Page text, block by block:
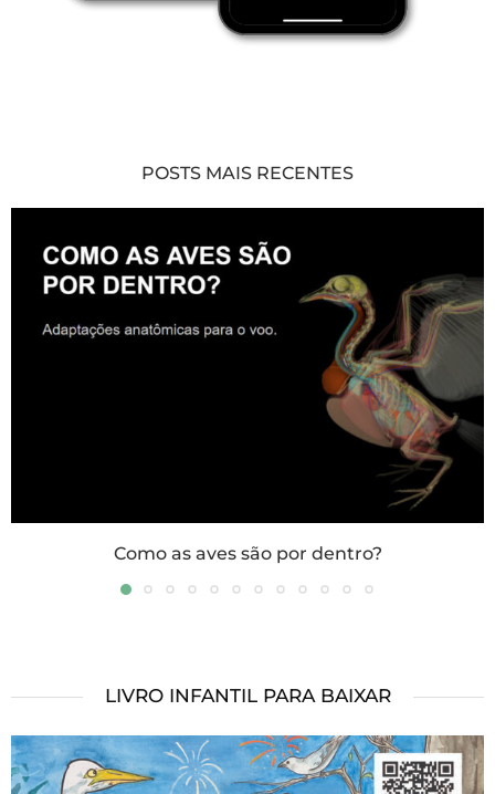
POSTS MAIS RECENTES
Como as aves são por dentro?
LIVRO INFANTIL PARA BAIXAR